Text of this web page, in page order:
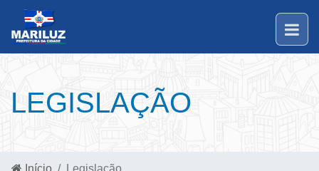
LEGISLAÇÃO
Início Legislação